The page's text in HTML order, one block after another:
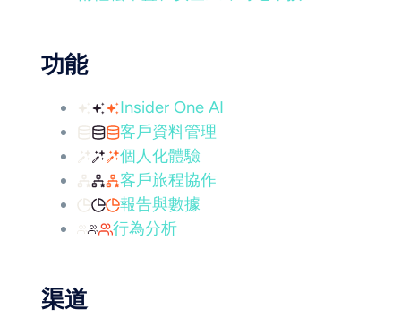
功能
Insider One AI
客戶資料管理
個人化體驗
客戶旅程協作
報告與數據
行為分析
渠道